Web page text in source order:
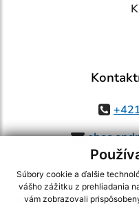
Súbory cookie a ďalšie
vášho zážitku z prehliadania
vám zobrazovali
využite možnosť získavania